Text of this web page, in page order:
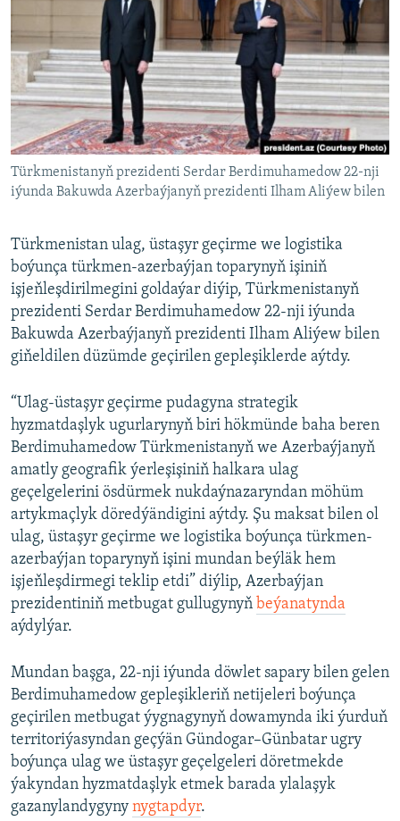
Türkmenistanyň prezidenti Serdar Berdimuhamedow 22-nji
iýunda Bakuwda Azerbaýjanyň prezidenti Ilham Aliýew bilen
Türkmenistan ulag, üstaşyr geçirme we logistika
boýunça türkmen-azerbaýjan toparynyň işiniň
işjeňleşdirilmegini goldaýar diýip, Türkmenistanyň
prezidenti Serdar Berdimuhamedow 22-nji iýunda
Bakuwda Azerbaýjanyň prezidenti Ilham Aliýew bilen
giňeldilen düzümde geçirilen gepleşiklerde aýtdy.
“Ulag-üstaşyr geçirme pudagyna strategik
hyzmatdaşlyk ugurlarynyň biri hökmünde baha beren
Berdimuhamedow Türkmenistanyň we Azerbaýjanyň
amatly geografik ýerleşişiniň halkara ulag
geçelgelerini ösdürmek nukdaýnazaryndan möhüm
artykmaçlyk döredýändigini aýtdy. Şu maksat bilen ol
ulag, üstaşyr geçirme we logistika boýunça türkmen-
azerbaýjan toparynyň işini mundan beýläk hem
işjeňleşdirmegi teklip etdi” diýlip, Azerbaýjan
prezidentiniň metbugat gullugynyň beýanatynda
aýdylýar.
Mundan başga, 22-nji iýunda döwlet sapary bilen gelen
Berdimuhamedow gepleşikleriň netijeleri boýunça
geçirilen metbugat ýygnagynyň dowamynda iki ýurduň
territoriýasyndan geçýän Gündogar–Günbatar ugry
boýunça ulag we üstaşyr geçelgeleri döretmekde
ýakyndan hyzmatdaşlyk etmek barada ylalaşyk
gazanylandygyny nygtapdyr.